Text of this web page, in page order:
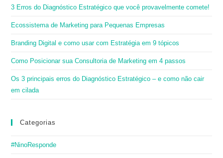
3 Erros do Diagnóstico Estratégico que você provavelmente comete!
Ecossistema de Marketing para Pequenas Empresas
Branding Digital e como usar com Estratégia em 9 tópicos
Como Posicionar sua Consultoria de Marketing em 4 passos
Os 3 principais erros do Diagnóstico Estratégico – e como não cair
em cilada
Categorias
#NinoResponde